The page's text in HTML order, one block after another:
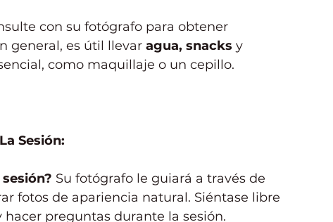
con su fotógrafo para obtener
general, es útil llevar agua, snacks y
como maquillaje o un cepillo.
La Sesión:
Su fotógrafo le guiará a través de
fotos de apariencia natural. Siéntase libre
preguntas durante la sesión.